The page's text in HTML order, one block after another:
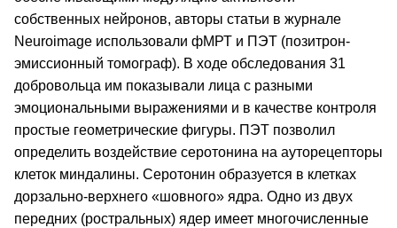
собственных нейронов, авторы статьи в журнале
Neuroimage использовали фМРТ и ПЭТ (позитрон-
эмиссионный томограф). В ходе обследования 31
добровольца им показывали лица с разными
эмоциональными выражениями и в качестве контроля
простые геометрические фигуры. ПЭТ позволил
определить воздействие серотонина на ауторецепторы
клеток миндалины. Серотонин образуется в клетках
дорзально-верхнего «шовного» ядра. Одно из двух
передних (ростральных) ядер имеет многочисленные